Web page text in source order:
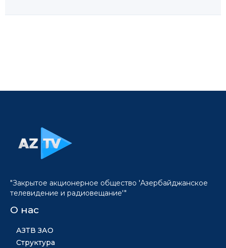
"Закрытое акционерное общество 'Азербайджанское
телевидение и радиовещание'"
О нас
АЗТВ ЗАО
Структура